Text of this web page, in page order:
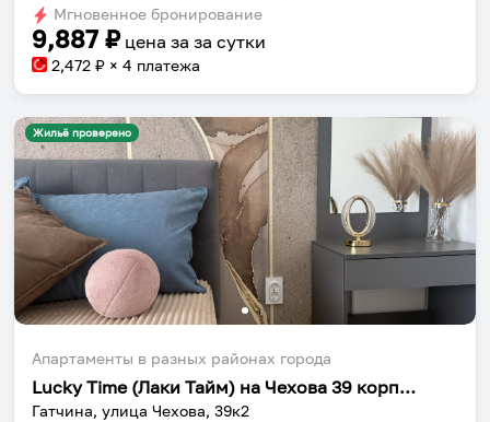
dates.
dates.
Мгновенное бронирование
9,887 ₽ цена за за сутки
2,472 ₽ × 4 платежа
Жильё проверено
Апартаменты в разных районах города
Lucky Time (Лаки Тайм) на Чехова 39 корпус 2
Гатчина, улица Чехова, 39к2